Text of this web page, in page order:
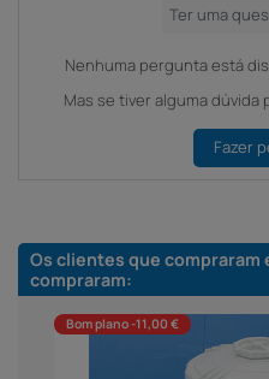
Nenhuma pergunta está
Mas se tiver alguma dúvida
Fazer
Os clientes que
compraram:
Bom plano -11,00 €